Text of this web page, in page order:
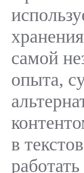
самой
опыта,
в